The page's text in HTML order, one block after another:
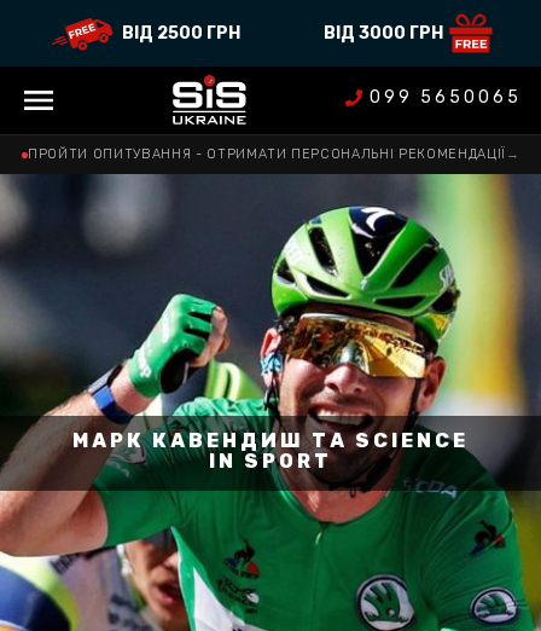
ВІД 2500 ГРН ВІД 3000 ГРН
099 5650065
ПРОЙТИ ОПИТУВАННЯ - ОТРИМАТИ ПЕРСОНАЛЬНІ РЕКОМЕНДАЦІЇ →
МАРК КАВЕНДИШ ТА SCIENCE
IN SPORT